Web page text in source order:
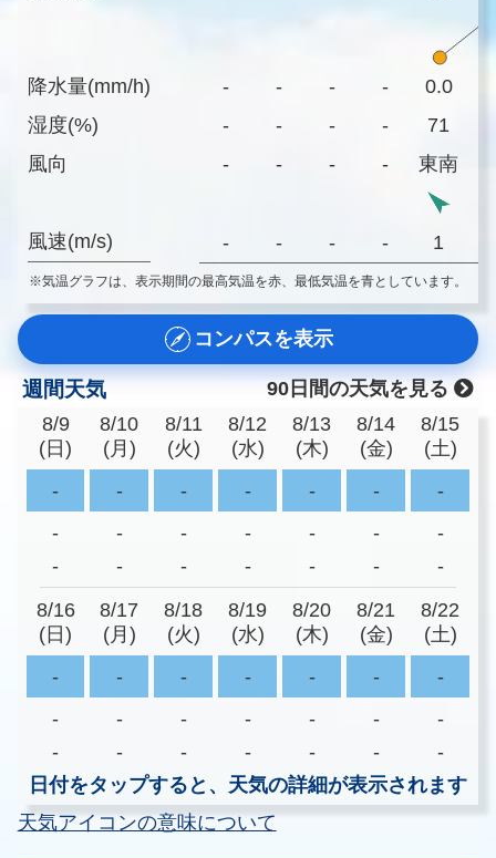
降水量(mm/h)
湿度(%)
風向
風速(m/s)
- - - - 0.0
-
- - - 71
-
- - - 東南
- - - - 1
※気温グラフは、表示期間の最高気温を赤、最低気温を青としています。
コンパスを表示
週間天気
90日間の天気を見る
8/9
(日)
8/10
(月)
8/11
(火)
8/12
(水)
8/13
(木)
8/14
(金)
8/15
(土)
-
- - - - -
-
-
- - - - -
-
-
- - - - - -
8/16
(日)
8/17
(月)
8/18
(火)
8/19
(水)
8/20
(木)
8/21
(金)
8/22
(土)
-
- - - - -
-
-
- - - - -
-
-
- - - - -
-
日付をタップすると、天気の詳細が表示されます
天気アイコンの意味について